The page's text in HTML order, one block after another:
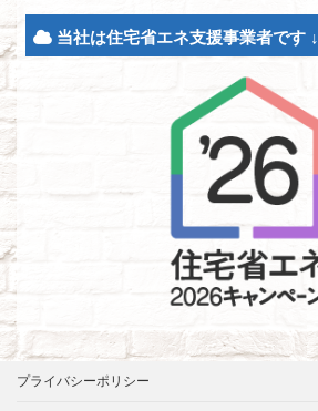
当社は住宅省エネ支援事業者です ↓
プライバシーポリシー